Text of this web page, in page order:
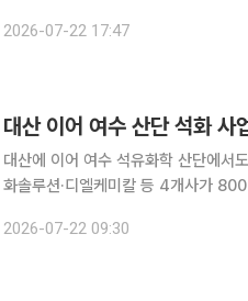
원 규모의 자구안을 시행하고, 정부
2026-07-22 17:47
대산 이어 여수 산단 석화
대산에 이어 여수 석유화학 산단에서
화솔루션·디엘케미칼 등 4개사가
20일 여천엔씨씨, 롯데케미칼, 한화
2026-07-22 09:30